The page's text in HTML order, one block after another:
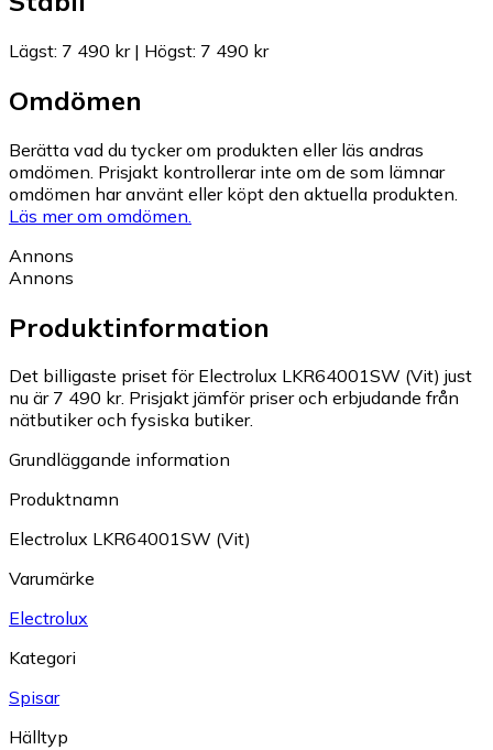
Lägst: 7 490 kr| Högst: 7 490 kr
Omdömen
Berätta vad du tycker om produkten eller läs andras
omdömen. Prisjakt kontrollerar inte om de som lämnar
omdömen har använt eller köpt den aktuella produkten.
Läs mer om omdömen.
Annons
Annons
Produktinformation
Det billigaste priset för Electrolux LKR64001SW (Vit) just
nu är 7 490 kr. Prisjakt jämför priser och erbjudande från
nätbutiker och fysiska butiker.
Grundläggande information
Produktnamn
Electrolux LKR64001SW (Vit)
Varumärke
Electrolux
Kategori
Spisar
Hälltyp